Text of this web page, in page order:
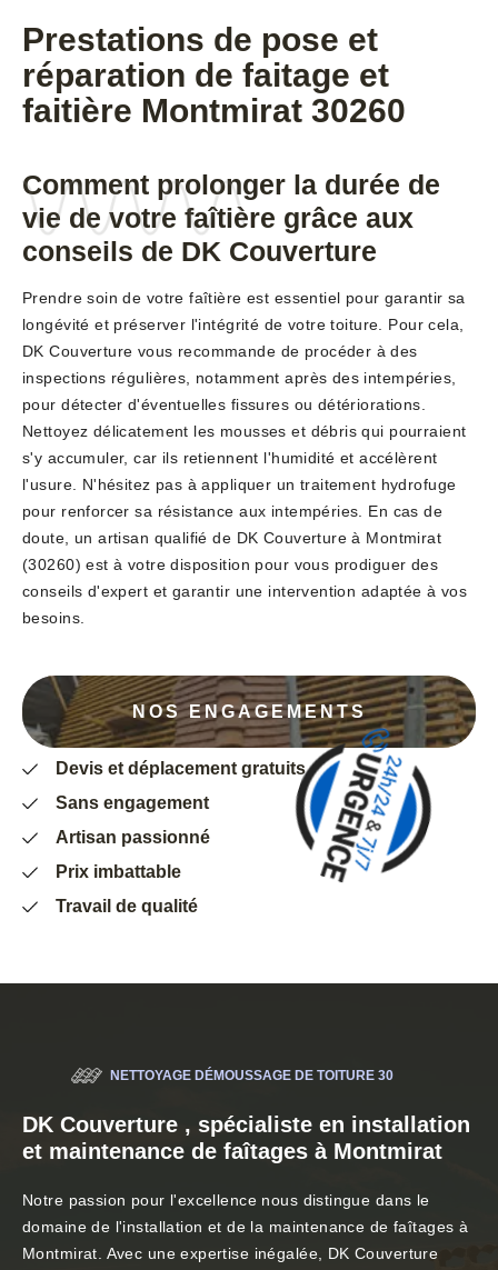
Prestations de pose et
réparation de faitage et
faitière Montmirat 30260
Comment prolonger la durée de
vie de votre faîtière grâce aux
conseils de DK Couverture
Prendre soin de votre faîtière est essentiel pour garantir sa
longévité et préserver l'intégrité de votre toiture. Pour cela,
DK Couverture vous recommande de procéder à des
inspections régulières, notamment après des intempéries,
pour détecter d'éventuelles fissures ou détériorations.
Nettoyez délicatement les mousses et débris qui pourraient
s'y accumuler, car ils retiennent l'humidité et accélèrent
l'usure. N'hésitez pas à appliquer un traitement hydrofuge
pour renforcer sa résistance aux intempéries. En cas de
doute, un artisan qualifié de DK Couverture à Montmirat
(30260) est à votre disposition pour vous prodiguer des
conseils d'expert et garantir une intervention adaptée à vos
besoins.
NOS ENGAGEMENTS
Devis et déplacement gratuits
Sans engagement
Artisan passionné
Prix imbattable
Travail de qualité
NETTOYAGE DÉMOUSSAGE DE TOITURE 30
DK Couverture , spécialiste en installation
et maintenance de faîtages à Montmirat
Notre passion pour l'excellence nous distingue dans le
domaine de l'installation et de la maintenance de faîtages à
Montmirat. Avec une expertise inégalée, DK Couverture